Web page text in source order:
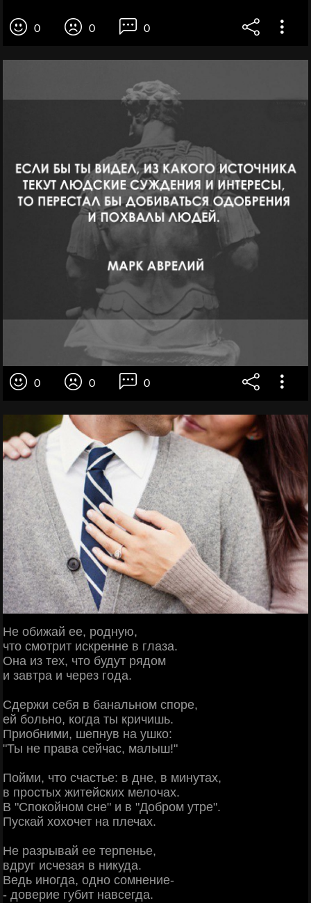
0 0 0
0 0 0
Не обижай ее, родную,
что смотрит искренне в глаза.
Она из тех, что будут рядом
и завтра и через года.
Сдержи себя в банальном споре,
ей больно, когда ты кричишь.
Приобними, шепнув на ушко:
"Ты не права сейчас, малыш!"
Пойми, что счастье: в дне, в минутах,
в простых житейских мелочах.
В "Спокойном сне" и в "Добром утре".
Пускай хохочет на плечах.
Не разрывай ее терпенье,
вдруг исчезая в никуда.
Ведь иногда, одно сомнение-
- доверие губит навсегда.